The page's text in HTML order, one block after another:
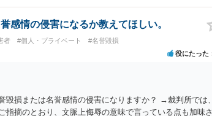
感情の侵害になるか教えてほしい。
者 #個人・プライベート #名誉毀損
役にたった
毀損または名誉感情の侵害になりますか？ →裁判所では、
摘のとおり、文脈上侮辱の意味で言っている点も加味さ